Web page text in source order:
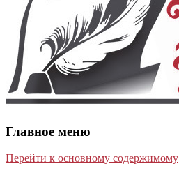
Главное меню
Перейти к основному содержимому